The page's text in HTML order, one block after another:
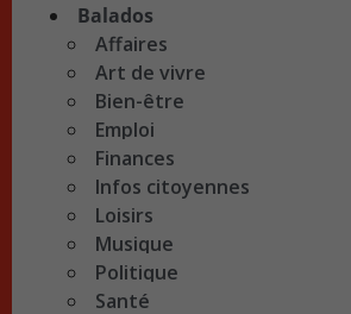
Balados
Affaires
Art de vivre
Bien-être
Emploi
Finances
Infos citoyennes
Loisirs
Musique
Politique
Santé